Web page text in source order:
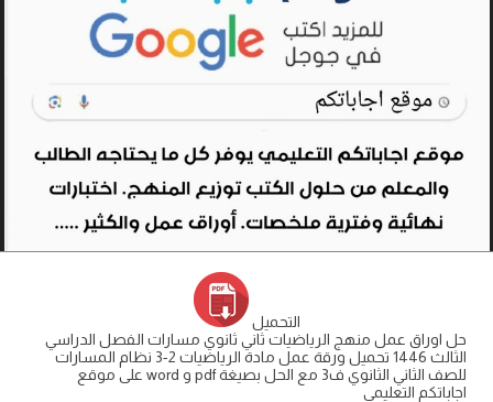
التحميل
حل اوراق عمل منهج الرياضيات ثاني ثانوي مسارات الفصل الدراسي
الثالث 1446 تحميل ورقة عمل مادة الرياضيات 2-3 نظام المسارات
للصف الثاني الثانوي ف3 مع الحل بصيغة pdf و word على موقع
اجاباتكم التعليمي